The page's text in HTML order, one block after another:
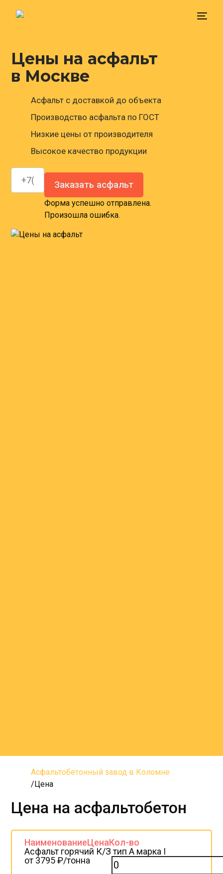
Главная
Цена
Контакты
Цены на асфальт
в Москве
Асфальт с доставкой до объекта
Производство асфальта по ГОСТ
Низкие цены от производителя
Высокое качество продукции
Заказать асфальт
Форма успешно отправлена.
Произошла ошибка.
Асфальтобетонный завод в Коломне
Цена
Цена на асфальтобетон
НаименованиеЦенаКол-во
Асфальт горячий К/З тип А марка I
от 3795 ₽/тонна